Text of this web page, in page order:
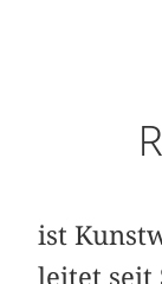
ist
leitet seit